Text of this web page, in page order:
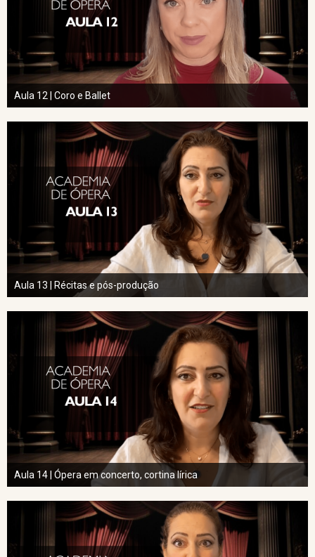
Aula 12 | Coro e Ballet
Aula 13 | Récitas e pós-produção
Aula 14 | Ópera em concerto, cortina lírica